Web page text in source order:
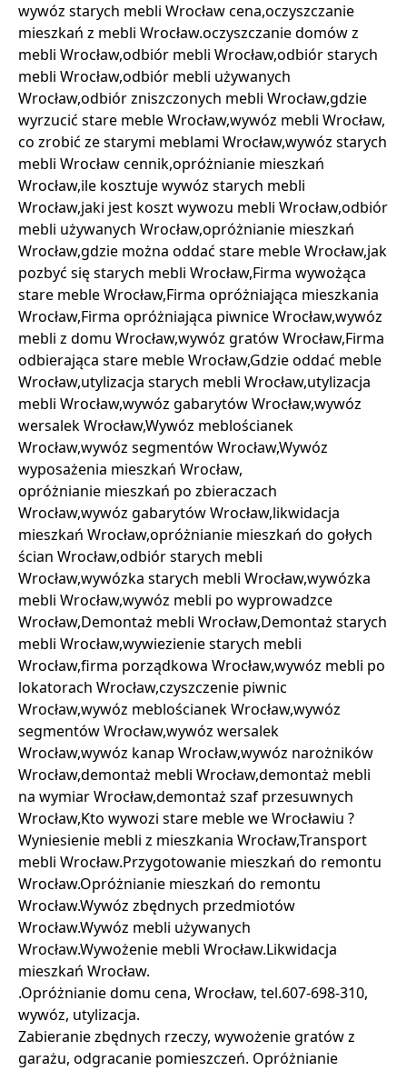
wywóz starych mebli Wrocław cena,oczyszczanie
mieszkań z mebli Wrocław.oczyszczanie domów z
mebli Wrocław,odbiór mebli Wrocław,odbiór starych
mebli Wrocław,odbiór mebli używanych
Wrocław,odbiór zniszczonych mebli Wrocław,gdzie
wyrzucić stare meble Wrocław,wywóz mebli Wrocław,
co zrobić ze starymi meblami Wrocław,wywóz starych
mebli Wrocław cennik,opróżnianie mieszkań
Wrocław,ile kosztuje wywóz starych mebli
Wrocław,jaki jest koszt wywozu mebli Wrocław,odbiór
mebli używanych Wrocław,opróżnianie mieszkań
Wrocław,gdzie można oddać stare meble Wrocław,jak
pozbyć się starych mebli Wrocław,Firma wywożąca
stare meble Wrocław,Firma opróżniająca mieszkania
Wrocław,Firma opróżniająca piwnice Wrocław,wywóz
mebli z domu Wrocław,wywóz gratów Wrocław,Firma
odbierająca stare meble Wrocław,Gdzie oddać meble
Wrocław,utylizacja starych mebli Wrocław,utylizacja
mebli Wrocław,wywóz gabarytów Wrocław,wywóz
wersalek Wrocław,Wywóz meblościanek
Wrocław,wywóz segmentów Wrocław,Wywóz
wyposażenia mieszkań Wrocław,
opróżnianie mieszkań po zbieraczach
Wrocław,wywóz gabarytów Wrocław,likwidacja
mieszkań Wrocław,opróżnianie mieszkań do gołych
ścian Wrocław,odbiór starych mebli
Wrocław,wywózka starych mebli Wrocław,wywózka
mebli Wrocław,wywóz mebli po wyprowadzce
Wrocław,Demontaż mebli Wrocław,Demontaż starych
mebli Wrocław,wywiezienie starych mebli
Wrocław,firma porządkowa Wrocław,wywóz mebli po
lokatorach Wrocław,czyszczenie piwnic
Wrocław,wywóz meblościanek Wrocław,wywóz
segmentów Wrocław,wywóz wersalek
Wrocław,wywóz kanap Wrocław,wywóz narożników
Wrocław,demontaż mebli Wrocław,demontaż mebli
na wymiar Wrocław,demontaż szaf przesuwnych
Wrocław,Kto wywozi stare meble we Wrocławiu ?
Wyniesienie mebli z mieszkania Wrocław,Transport
mebli Wrocław.Przygotowanie mieszkań do remontu
Wrocław.Opróżnianie mieszkań do remontu
Wrocław.Wywóz zbędnych przedmiotów
Wrocław.Wywóz mebli używanych
Wrocław.Wywożenie mebli Wrocław.Likwidacja
mieszkań Wrocław.
.Opróżnianie domu cena, Wrocław, tel.607-698-310,
wywóz, utylizacja.
Zabieranie zbędnych rzeczy, wywożenie gratów z
garażu, odgracanie pomieszczeń. Opróżnianie